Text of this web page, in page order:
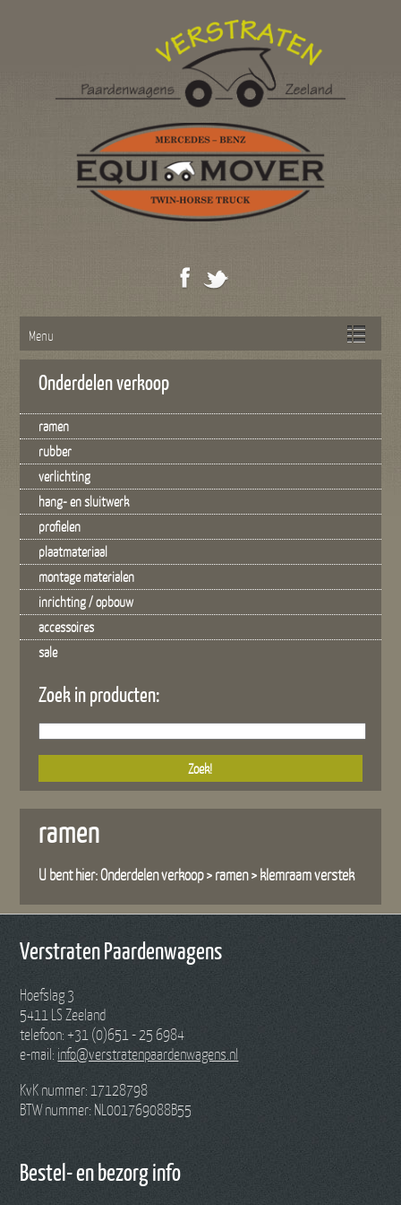
Menu
Onderdelen verkoop
ramen
rubber
verlichting
hang- en sluitwerk
profielen
plaatmateriaal
montage materialen
inrichting / opbouw
accessoires
sale
Zoek in producten:
ramen
U bent hier:Onderdelen verkoop>ramen>klemraam verstek
Verstraten Paardenwagens
Hoefslag 3
5411 LS Zeeland
telefoon: +31 (0)651 - 25 6984
e-mail: info@verstratenpaardenwagens.nl
KvK nummer: 17128798
BTW nummer: NL001769088B55
Bestel- en bezorg info